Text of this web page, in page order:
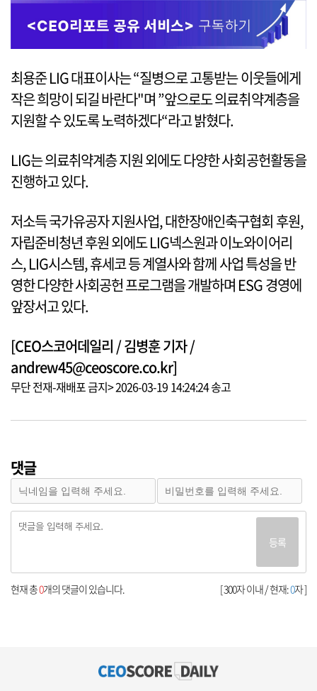
최용준 LIG 대표이사는 “질병으로 고통받는 이웃들에게
작은 희망이 되길 바란다"며 ”앞으로도 의료취약계층을
지원할 수 있도록 노력하겠다“라고 밝혔다.
LIG는 의료취약계층 지원 외에도 다양한 사회공헌활동을
진행하고 있다.
저소득 국가유공자 지원사업, 대한장애인축구협회 후원,
자립준비청년 후원 외에도 LIG넥스원과 이노와이어리
스, LIG시스템, 휴세코 등 계열사와 함께 사업 특성을 반
영한 다양한 사회공헌 프로그램을 개발하며 ESG 경영에
앞장서고 있다.
[CEO스코어데일리 / 김병훈 기자 /
andrew45@ceoscore.co.kr]
무단 전재-재배포 금지> 2026-03-19 14:24:24 송고
댓글
등록
[ 300자 이내 / 현재:0자 ]
현재 총0개의 댓글이 있습니다.